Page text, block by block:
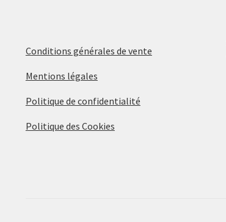
Conditions générales de vente
Mentions légales
Politique de confidentialité
Politique des Cookies